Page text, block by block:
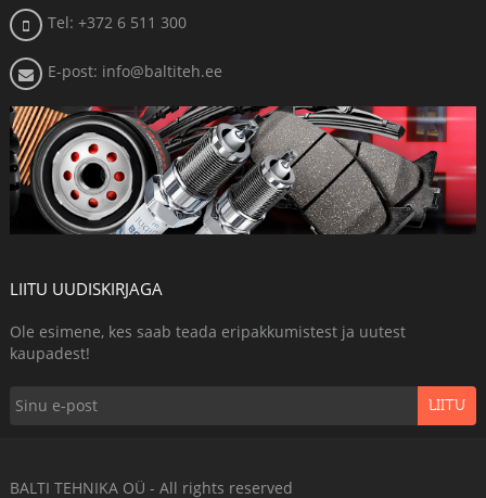
Tel: +372 6 511 300
E-post: info@baltiteh.ee
LIITU UUDISKIRJAGA
Ole esimene, kes saab teada eripakkumistest ja uutest
kaupadest!
LIITU
BALTI TEHNIKA OÜ - All rights reserved